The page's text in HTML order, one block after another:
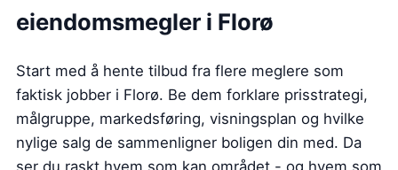
eiendomsmegler i Florø
Start med å hente tilbud fra flere meglere som
faktisk jobber i Florø. Be dem forklare prisstrategi,
målgruppe, markedsføring, visningsplan og hvilke
nylige salg de sammenligner boligen din med. Da